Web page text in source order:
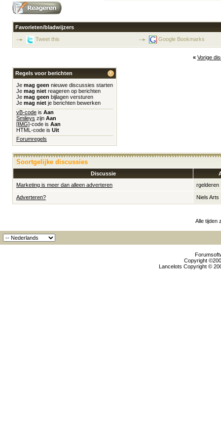
Favorieten/bladwijzers
Tweet this
Google Bookmarks
« Vorige
Regels voor berichten
Je mag geen nieuwe discussies starten
Je mag niet reageren op berichten
Je mag geen bijlagen versturen
Je mag niet je berichten bewerken
vB-code is Aan
Smileys zijn Aan
[IMG]-code is Aan
HTML-code is Uit
Forumregels
Soortgelijke discussies
Discussie
Marketing is meer dan alleen adverteren
rgelderen
Adverteren? Niels Arts
Alle tijden
Copyright
Lancelots Copyright ©